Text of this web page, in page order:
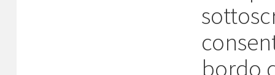
bordo